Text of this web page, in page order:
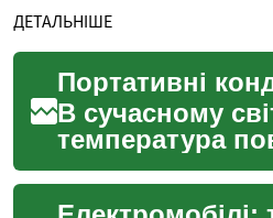
ДЕТАЛЬНІШЕ
В сучасному
температура
досягає
показників,